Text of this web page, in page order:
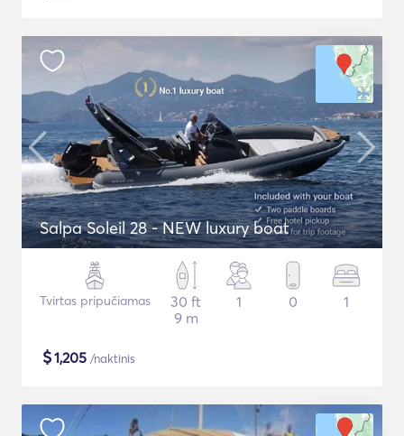
Salpa Soleil 28 - NEW luxury boat
Tvirtas pripučiamas
30 ft
9 m
1 0 1
$1,205 /naktinis